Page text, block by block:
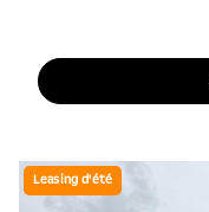
Leasing d'été